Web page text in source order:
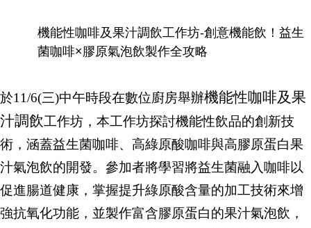
機能性咖啡及果汁調飲工作坊-創意機能飲！益生
菌咖啡×膠原氣泡飲製作全攻略
於11/6(三)中午時段在數位廚房舉辦機能性咖啡及果
汁調飲工作坊，本工作坊探討機能性飲品的創新技
術，涵蓋益生菌咖啡、高綠原酸咖啡與高膠原蛋白果
汁氣泡飲的開發。參加者將學習將益生菌融入咖啡以
促進腸道健康，掌握提升綠原酸含量的加工技術來增
強抗氧化功能，並製作富含膠原蛋白的果汁氣泡飲，